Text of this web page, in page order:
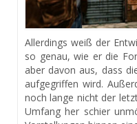
Allerdings weiß der
so genau, wie er die
aber davon aus, dass
aufgegriffen wird.
noch lange nicht der
Umfang her schier